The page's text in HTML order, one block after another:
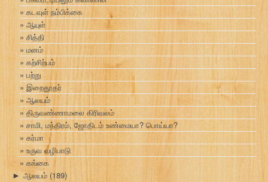
கடவுள் நம்பிக்கை
ஆயுள்
சித்தி
மனம்
கற்சிற்பம்
பற்று
இறைதூதர்
ஆலயம்
திருவண்ணாமலை கிரிவலம்
சாமி, மந்திரம், ஜோதிடம் உண்மையா? பொய்யா?
கர்மா
உருவ வழிபாடு
கங்கை
► ஆலயம் (189)